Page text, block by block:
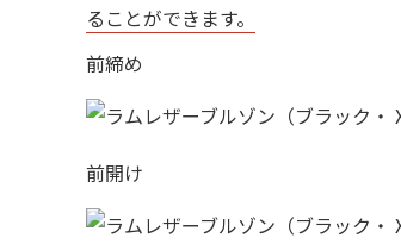
ることができます。
前締め
前開け